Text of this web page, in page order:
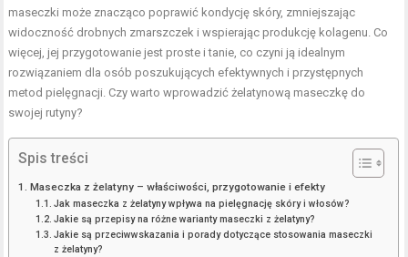
maseczki może znacząco poprawić kondycję skóry, zmniejszając
widoczność drobnych zmarszczek i wspierając produkcję kolagenu. Co
więcej, jej przygotowanie jest proste i tanie, co czyni ją idealnym
rozwiązaniem dla osób poszukujących efektywnych i przystępnych
metod pielęgnacji. Czy warto wprowadzić żelatynową maseczkę do
swojej rutyny?
Spis treści
Maseczka z żelatyny – właściwości, przygotowanie i efekty
Jak maseczka z żelatyny wpływa na pielęgnację skóry i włosów?
Jakie są przepisy na różne warianty maseczki z żelatyny?
Jakie są przeciwwskazania i porady dotyczące stosowania maseczki
z żelatyny?